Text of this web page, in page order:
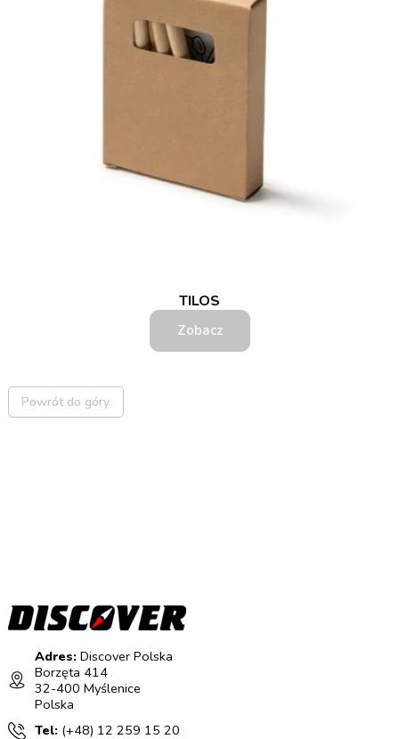
TILOS
Zobacz
Powrót do góry
Adres:Discover Polska
Borzęta 414
32-400 Myślenice
Polska
Tel: (+48) 12 259 15 20